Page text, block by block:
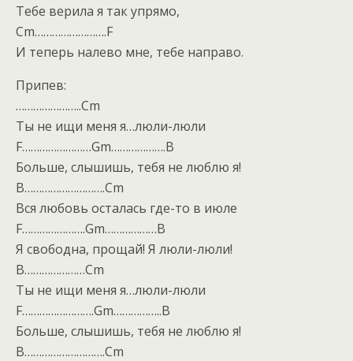
Тебе верила я так упрямо,
Cm…………………….F
И теперь налево мне, тебе направо.
Припев:
…………………..Cm
Ты не ищи меня я…люли-люли
F……………………Gm……………….B
Больше, слышишь, тебя не люблю я!
B……………………….Cm
Вся любовь осталась где-то в июле
F………………….Gm………………B
Я свободна, прощай! Я люли-люли!
B…………………Cm
Ты не ищи меня я…люли-люли
F…………………….Gm……………..B
Больше, слышишь, тебя не люблю я!
B……………………….Cm